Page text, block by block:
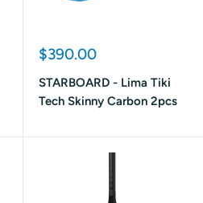
Prix
$390.00
STARBOARD - Lima Tiki
Tech Skinny Carbon 2pcs